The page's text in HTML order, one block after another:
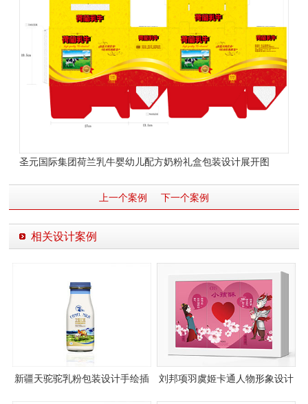
圣元国际集团荷兰乳牛婴幼儿配方奶粉礼盒包装设计展开图
上一个案例 下一个案例
相关设计案例
新疆天驼驼乳粉包装设计手绘插
刘邦项羽虞姬卡通人物形象设计